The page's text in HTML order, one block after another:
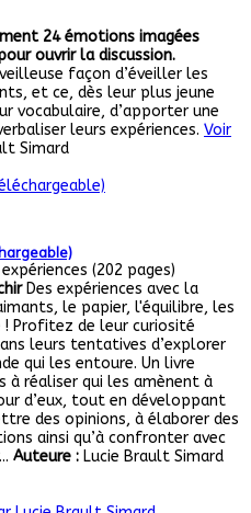
24 émotions imagées
ouvrir la discussion.
façon d’éveiller les
et ce, dès leur plus jeune
vocabulaire, d’apporter une
leurs expériences. Voir
Simard
(202 pages)
Des expériences avec la
le papier, l'équilibre, les
Profitez de leur curiosité
leurs tentatives d’explorer
qui les entoure. Un livre
à réaliser qui les amènent à
d’eux, tout en développant
des opinions, à élaborer des
ainsi qu’à confronter avec
Auteure : Lucie Brault Simard